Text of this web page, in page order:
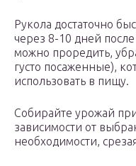
Рукола достаточно
через 8-10 дней
можно проредить,
густо посаженные),
использовать в пищу.
Собирайте урожай
зависимости от
необходимости,